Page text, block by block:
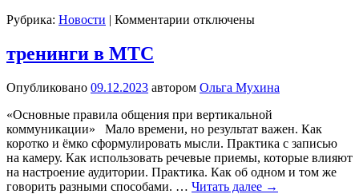
Рубрика: Новости | Комментарии котключены
тренинги в МТС
Опубликовано 09.12.2023 автором Ольга Мухина
«Основные правила общения при вертикальной
коммуникации» Мало времени, но результат важен. Как
коротко и ёмко сформулировать мысли. Практика с записью
на камеру. Как использовать речевые приемы, которые влияют
на настроение аудитории. Практика. Как об одном и том же
говорить разными способами. … Читать далее →